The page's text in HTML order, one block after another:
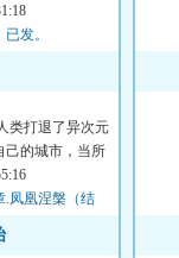
发。
类打退了异次元
己的城市，当所
.凤凰涅槃（结